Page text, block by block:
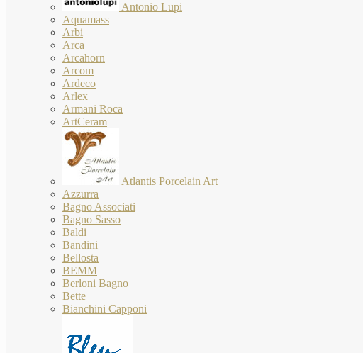
Antonio Lupi
Aquamass
Arbi
Arca
Arcahorn
Arcom
Ardeco
Arlex
Armani Roca
ArtCeram
Atlantis Porcelain Art
Azzurra
Bagno Associati
Bagno Sasso
Baldi
Bandini
Bellosta
BEMM
Berloni Bagno
Bette
Bianchini Capponi